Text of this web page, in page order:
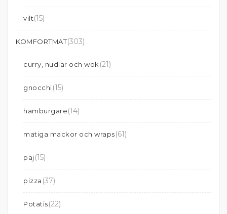
vilt(15)
KOMFORTMAT(303)
curry, nudlar och wok (21)
gnocchi(15)
hamburgare(14)
matiga mackor och wraps(61)
paj(15)
pizza (37)
Potatis(22)